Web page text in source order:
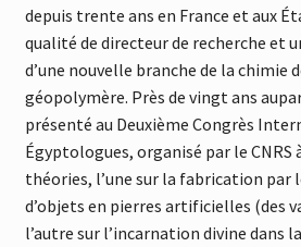
depuis trente ans en France et aux
qualité de directeur de recherche et
d’une nouvelle branche de la chimie
géopolymère. Près de vingt ans
présenté au Deuxième Congrès
Égyptologues, organisé par le CNRS
théories, l’une sur la fabrication par
d’objets en pierres artificielles (des
l’autre sur l’incarnation divine dans